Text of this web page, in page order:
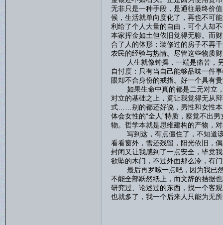
无非只是一种手段，是通往最终价
候，生活就单向度化了，再也不可
利给了个人大量的自由，可个人却
本家挥金如土但依旧觉得无聊。而
合了人的体形；装修过的房子不再
农民的经验与热情。尽管这些物质
人生就像钟摆，一端是痛苦，另
自忖度：只有当自己能够品味一件
眼却不合身份的戒指。好一个具有
如果生命中真的都是二元对立，
对立的基础之上，竟让我觉得无从
式……别的都还好说，男性和女性本
体会女性的“全人”特质，察觉不出
物。哲学本就是思维建构的产物，
写到这，有点僵住了，不知道该
看看窗外，雪还残留，阳光依旧，
封闭又让我感到了一点安全，毕竟
欲坠的木门，不过外面那么冷，有
最后再罗嗦一点吧，因为我已然
不能全部跃然纸上，而文辞的拮据
研究过、论述过的东西，找一个客
也就多了，我一个后来人只能为无